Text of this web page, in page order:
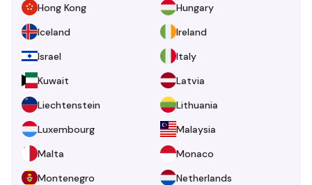
Hong Kong
Hungary
Iceland
Ireland
Israel
Italy
Kuwait
Latvia
Liechtenstein
Lithuania
Luxembourg
Malaysia
Malta
Monaco
Montenegro
Netherlands